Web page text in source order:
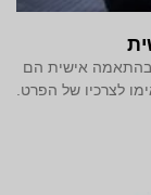
אישית הם
לצרכיו של הפרט.